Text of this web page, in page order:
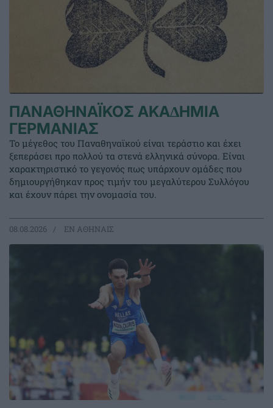
ΠΑΝΑΘΗΝΑΪΚΟΣ ΑΚΑ∆ΗΜΙΑ
ΓΕΡΜΑΝΙΑΣ
Το μέγεθος του Παναθηναϊκού είναι τεράστιο και έχει
ξεπεράσει προ πολλού τα στενά ελληνικά σύνορα. Είναι
χαρακτηριστικό το γεγονός πως υπάρχουν ομάδες που
δημιουργήθηκαν προς τιμήν του μεγαλύτερου Συλλόγου
και έχουν πάρει την ονομασία του.
08.08.2026 EΝ ΑΘΗΝΑΙΣ